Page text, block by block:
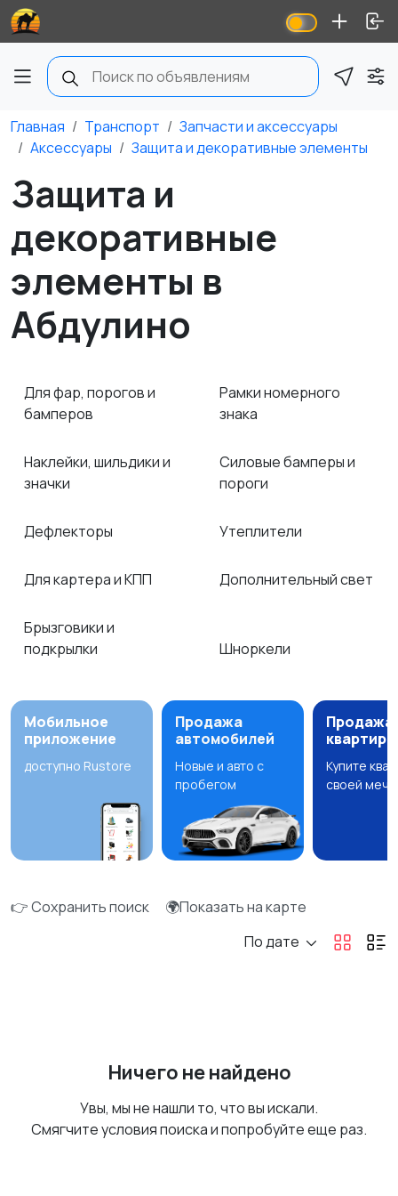
Главная Транспорт
Запчасти и аксессуары
Аксессуары
Защита и декоративные элементы
Защита и
декоративные
элементы в
Абдулино
Для фар, порогов и
бамперов
Наклейки, шильдики и
значки
Дефлекторы
Для картера и КПП
Брызговики и
подкрылки
Рамки номерного
знака
Силовые бамперы и
пороги
Утеплители
Дополнительный свет
Шноркели
Мобильное
приложение
доступно Rustore
Продажа
автомобилей
Новые и авто с
пробегом
Продажа
квартир
Купите
своей
👉 Сохранить поиск
🌍Показать на карте
По дате
Ничего не найдено
Увы, мы не нашли то, что вы искали.
Смягчите условия поиска и попробуйте еще раз.